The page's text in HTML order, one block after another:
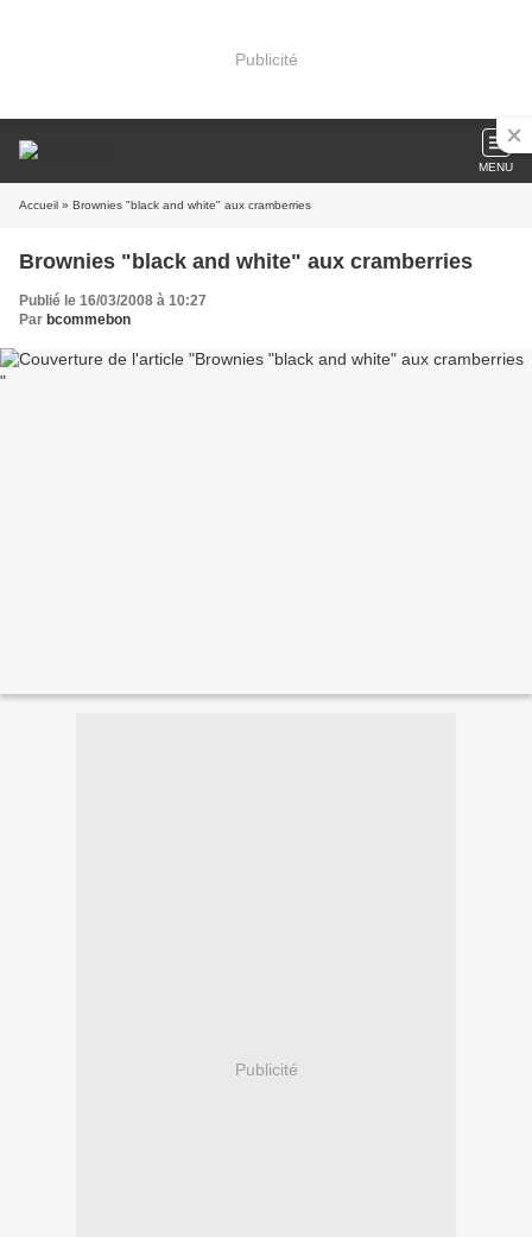
Publicité
MENU
Accueil » Brownies "black and white" aux cramberries
Brownies "black and white" aux cramberries
Publié le 16/03/2008 à 10:27
Par bcommebon
Publicité